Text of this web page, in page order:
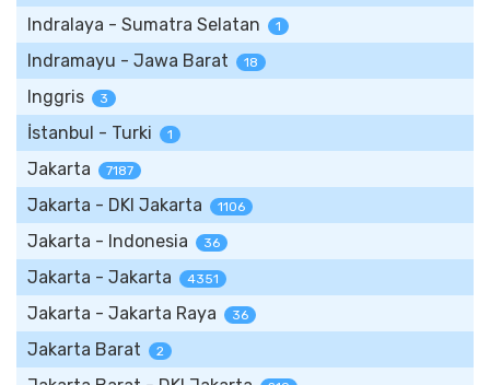
Indralaya - Sumatra Selatan 1
Indramayu - Jawa Barat 18
Inggris 3
İstanbul - Turki 1
Jakarta 7187
Jakarta - DKI Jakarta 1106
Jakarta - Indonesia 36
Jakarta - Jakarta 4351
Jakarta - Jakarta Raya 36
Jakarta Barat 2